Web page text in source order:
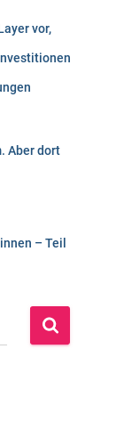
vor,
Aber dort
– Teil